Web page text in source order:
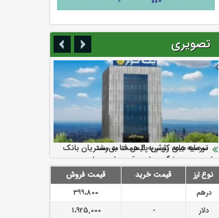
تصویری
ارزش سهام عدالت بالا رفت
سرمایه بیمه کوثر به ۴ همت می‌رسد
نود ثانیه با فولاد سنگان
تقدیر دبیرکل سندیکای بیمه گران ایران از
اقدامات مدیرعامل بیمه رازی
توصیه های رئیس پلیس فتا به مشتریان بانک
ها در مورد پیشگیری از سرقت های مجازی
نوع ارز قیمت خرید
قیمت فروش
درهم
399،800
دلار
-
1،925,000